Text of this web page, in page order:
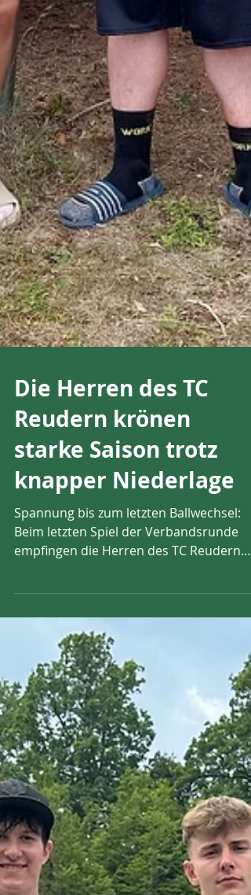
Die Herren des TC
Reudern krönen
starke Saison trotz
knapper Niederlage
Spannung bis zum letzten Ballwechsel:
gleichzeitig startete ein echter
Tenniskrimi, der erst in den Doppeln
entschieden wurde. Trotz der knappen
2:4-Niederlage feiert das Team einen
überragenden Erfolg: Die Herren des TCR
sichern sich den 2. Tabellenplatz und
blicken auf eine fantastische Saison 2026
zurück! Nervenkrimi und Match-Tiebreak-
Stärke in den Einzeln An